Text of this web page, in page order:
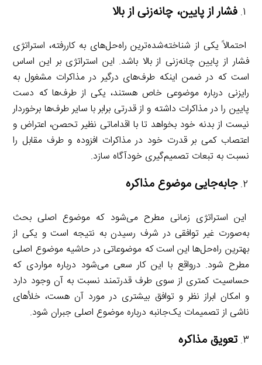
فشار از پایین، چانه‌زنی از بالا
احتمالاً یکی از شناخته‌شده‌ترین راه‌حل‌های به کاررفته، استراتژی
فشار از پایین چانه‌زنی از بالا باشد. این استراتژی بر این اساس
است که در ضمن اینکه طرف‌های درگیر در مذاکرات مشغول به
رایزنی درباره موضوعی خاص هستند، یکی از طرف‌ها که دست
پایین را در مذاکرات داشته و از قدرتی برابر با سایر طرف‌ها برخوردار
نیست از بدنه خود بخواهد تا با اقداماتی نظیر تحصن، اعتراض و
اعتصاب کمی بر قدرت خود در مذاکرات افزوده و طرف مقابل را
نسبت به تبعات تصمیم‌گیری خودآگاه سازد.
جابه‌جایی موضوع مذاکره
این استراتژی زمانی مطرح می‌شود که موضوع اصلی بحث
به‌صورت غیر توافقی در شرف رسیدن به نتیجه است و یکی از
بهترین راه‌حل‌ها این است که موضوعاتی در حاشیه موضوع اصلی
مطرح شود. درواقع با این کار سعی می‌شود درباره مواردی که
حساسیت کمتری از سوی طرف قدرتمند نسبت به آن وجود دارد
و امکان ابراز نظر و توافق بیشتری در مورد آن هست، خلأهای
ناشی از تصمیمات یک‌جانبه درباره موضوع اصلی جبران شود.
تعویق مذاکره